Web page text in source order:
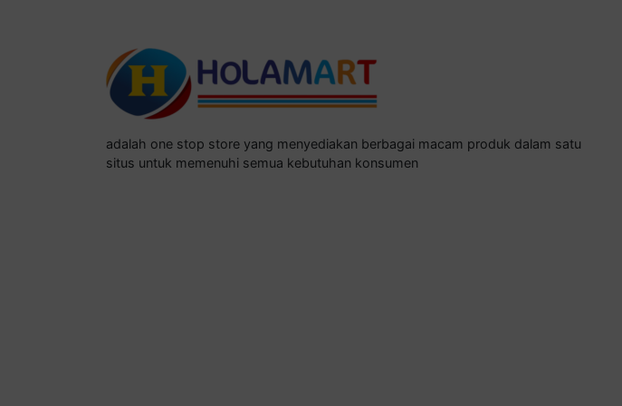
adalah one stop store yang menyediakan berbagai macam produk dalam satu
situs untuk memenuhi semua kebutuhan konsumen